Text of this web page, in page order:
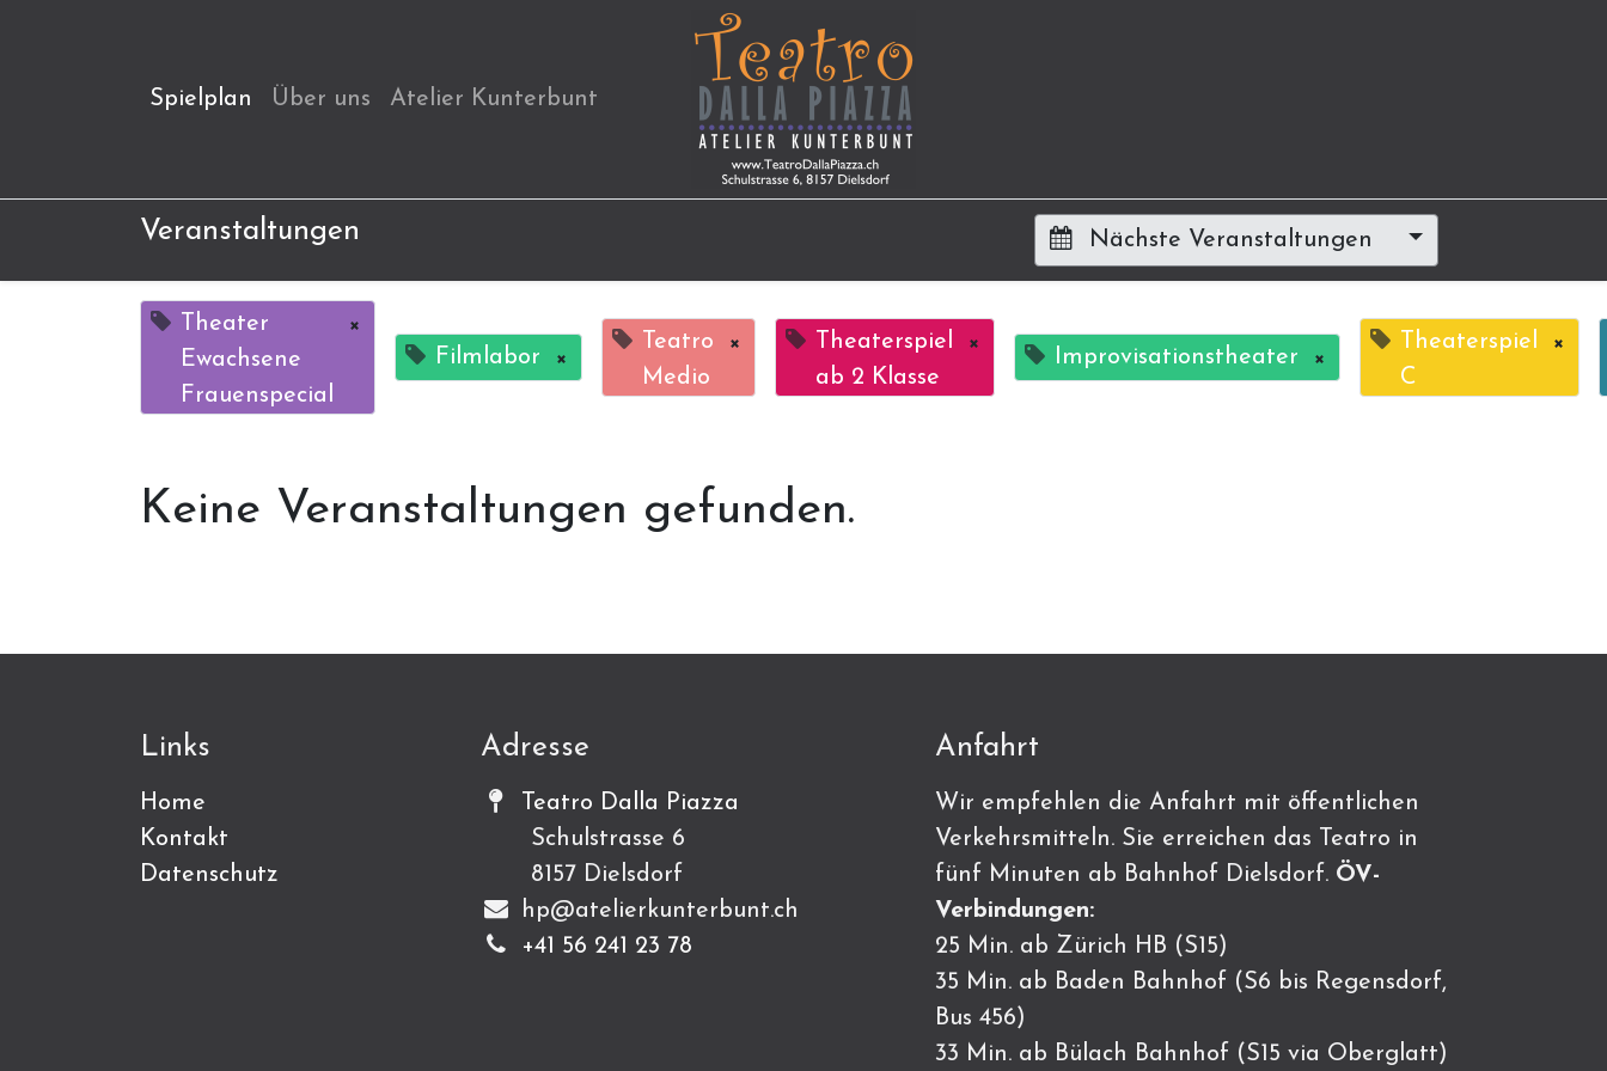
Spielplan Über uns Atelier Kunterbunt
Veranstaltungen Nächste Veranstaltungen
Theater
Ewachsene
Frauenspecial
×
Filmlabor
×
Teatro
Medio
×
Theaterspiel
ab 2 Klasse
×
Improvisationstheater ×
Theaterspiel
C
×
Keine Veranstaltungen gefunden.
Links
Home
Kontakt
Datenschutz
Adresse
Teatro Dalla Piazza
Schulstrasse 6
8157 Dielsdorf
hp@atelierkunterbunt.ch
+41 56 241 23 78
Anfahrt
Wir empfehlen die Anfahrt mit öffentlichen
Verkehrsmitteln. Sie erreichen das Teatro in
fünf Minuten ab Bahnhof Dielsdorf. ÖV-
Verbindungen:
25 Min. ab Zürich HB (S15)
35 Min. ab Baden Bahnhof (S6 bis Regensdorf,
Bus 456)
33 Min. ab Bülach Bahnhof (S15 via Oberglatt)